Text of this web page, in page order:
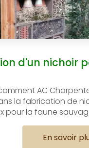
d'un nichoir
AC
la fabrication de
pour la faune
En savoir